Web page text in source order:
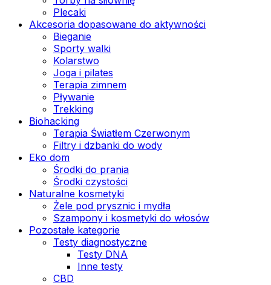
Plecaki
Akcesoria dopasowane do aktywności
Bieganie
Sporty walki
Kolarstwo
Joga i pilates
Terapia zimnem
Pływanie
Trekking
Biohacking
Terapia Światłem Czerwonym
Filtry i dzbanki do wody
Eko dom
Środki do prania
Środki czystości
Naturalne kosmetyki
Żele pod prysznic i mydła
Szampony i kosmetyki do włosów
Pozostałe kategorie
Testy diagnostyczne
Testy DNA
Inne testy
CBD